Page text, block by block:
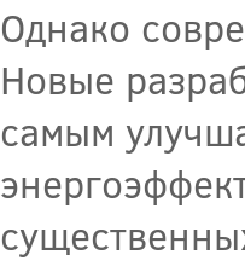
Однако
Новые
самым